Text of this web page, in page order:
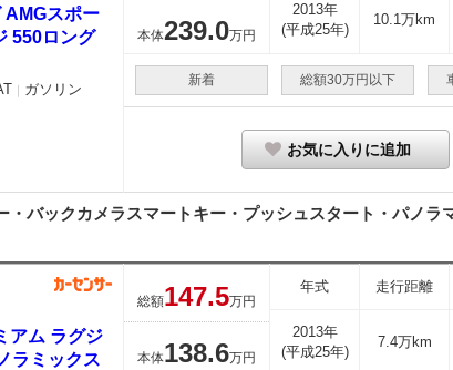
AMGスポー
550ロング
｜ ガソリン
本体239.0万円
2013年
(平成25年)
10.1万km
新着 総額30万円以下
お気に入りに追加
バックカメラスマートキー・プッシュスタート・パノラ
アム ラグジ
ラミックス
総額147.5万円
本体138.6万円
年式 走行距離
2013年
(平成25年)
7.4万km